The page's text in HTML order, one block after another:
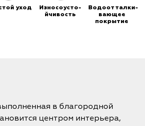
уход
Износоусто-
йчивость
Водоотталки-
вающее
покрытие
в благородной
центром интерьера,